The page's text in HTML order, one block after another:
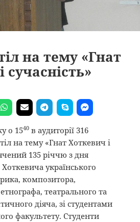
на тему «Гнат
сучасність»
о 1540 в аудиторії 316
на тему «Гнат Хоткевич і
135 річчю з дня
українського
композитора,
театрального та
діяча, зі студентами
факультету. Студенти